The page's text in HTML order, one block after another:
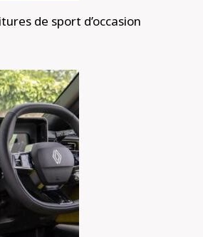
de sport d’occasion